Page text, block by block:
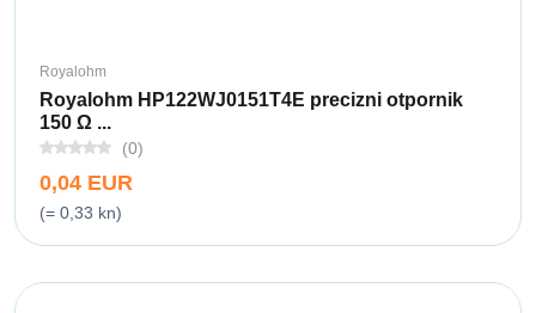
Royalohm
Royalohm HP122WJ0151T4E precizni otpornik
150 Ω ...
(0)
0,04 EUR
(= 0,33 kn)